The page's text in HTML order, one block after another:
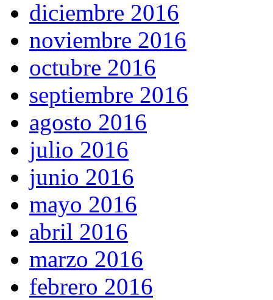
diciembre 2016
noviembre 2016
octubre 2016
septiembre 2016
agosto 2016
julio 2016
junio 2016
mayo 2016
abril 2016
marzo 2016
febrero 2016